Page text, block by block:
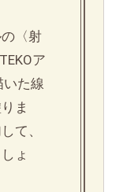
〈射
ア
いた線
ま
て、
ょ